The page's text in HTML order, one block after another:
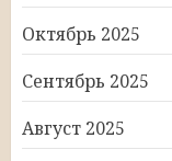
Октябрь 2025
Сентябрь 2025
Август 2025